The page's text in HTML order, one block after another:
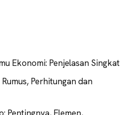
Ekonomi: Penjelasan Singkat
Perhitungan dan